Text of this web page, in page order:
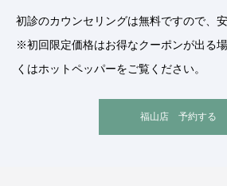
初診のカウンセリングは無料ですので、
※初回限定価格はお得なクーポンが出る
くはホットペッパーをご覧ください。
福山店 予約する